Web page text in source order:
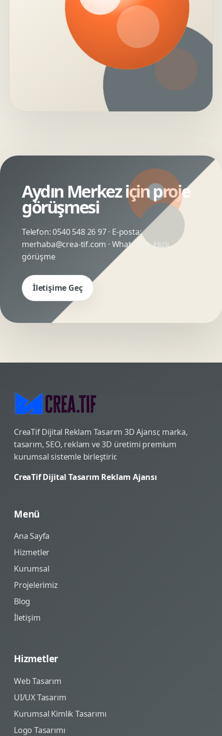
Aydın Merkez için proje
görüşmesi
Telefon:0540 548 26 97· E-posta:
merhaba@crea-tif.com · WhatsApp:Hızlı
görüşme
İletişime Geç
CreaTif Dijital Reklam Tasarım 3D Ajansı; marka,
tasarım, SEO, reklam ve 3D üretimi premium
kurumsal sistemle birleştirir.
CreaTif Dijital Tasarım Reklam Ajansı
Menü
Ana Sayfa
Hizmetler
Kurumsal
Projelerimiz
Blog
İletişim
Hizmetler
Web Tasarım
UI/UX Tasarım
Kurumsal Kimlik Tasarımı
Logo Tasarımı